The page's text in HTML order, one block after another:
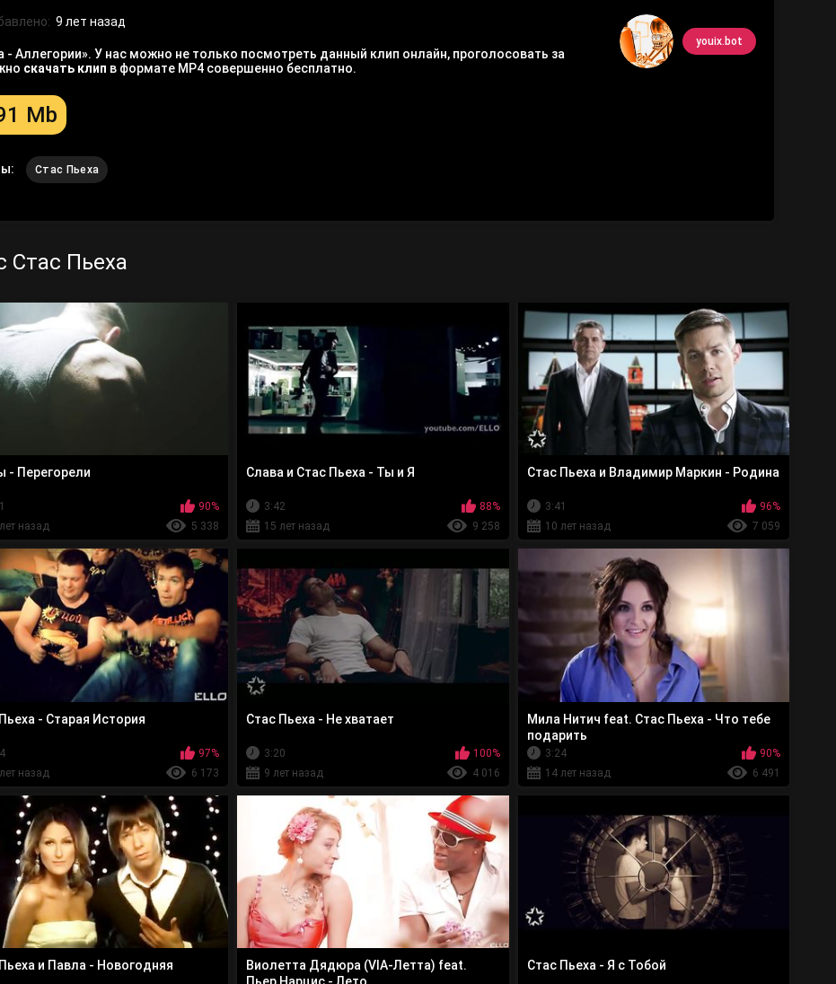
youix.bot
9 лет назад
Аллегории». У нас можно не только посмотреть данный клип онлайн, проголосовать за
скачать клип в формате MP4 совершенно бесплатно.
Mb
Стас Пьеха
Стас Пьеха
- Перегорели
90%
назад
5 338
Слава и Стас Пьеха - Ты и Я
3:42
88%
15 лет назад
9 258
Стас Пьеха и Владимир Маркин - Родина
3:41
96%
10 лет назад
7 059
- Старая История
97%
назад
6 173
Стас Пьеха - Не хватает
3:20
100%
9 лет назад
4 016
Мила Нитич feat. Стас Пьеха - Что тебе
подарить
3:24
90%
14 лет назад
6 491
и Павла - Новогодняя
Виолетта Дядюра (VIA-Летта) feat.
Пьер Нарцис - Лето
Стас Пьеха - Я с Тобой